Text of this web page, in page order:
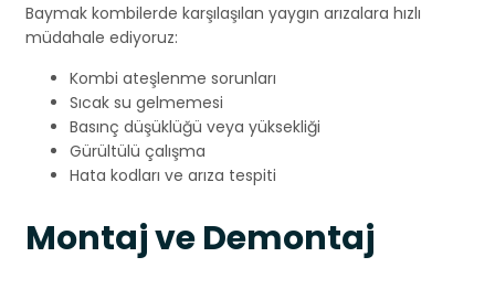
Baymak kombilerde karşılaşılan yaygın arızalara hızlı
müdahale ediyoruz:
Kombi ateşlenme sorunları
Sıcak su gelmemesi
Basınç düşüklüğü veya yüksekliği
Gürültülü çalışma
Hata kodları ve arıza tespiti
Montaj ve Demontaj